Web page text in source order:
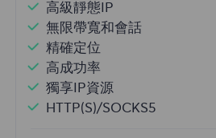
高級靜態IP
無限帶寬和會話
精確定位
高成功率
獨享IP資源
HTTP(S)/SOCKS5